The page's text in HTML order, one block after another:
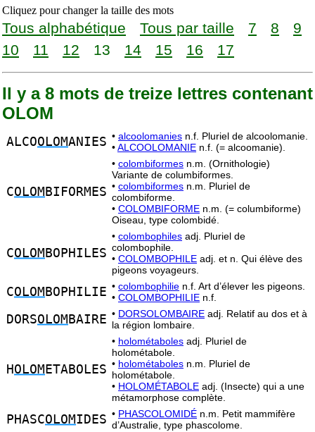
Cliquez pour changer la taille des mots
Tous alphabétique Tous par taille 7 8
9
10
11 12 13 14 15 16 17
Il y a 8 mots de treize lettres contenant
OLOM
ALCOOLOMANIES • alcoolomanies n.f. Pluriel de alcoolomanie.
•ALCOOLOMANIE n.f. (= alcoomanie).
COLOM BIFORMES
• colombiformes n.m. (Ornithologie)
Variante de columbiformes.
• colombiformes n.m. Pluriel de
colombiforme.
• COLOMBIFORME n.m. (= columbiforme)
Oiseau, type colombidé.
COLOM BOPHILES
• colombophiles adj. Pluriel de
colombophile.
• COLOMBOPHILE adj. et n. Qui élève des
pigeons voyageurs.
COLOM BOPHILIE • colombophilie n.f. Art d’élever les pigeons.
• COLOMBOPHILIE n.f.
DORSOLOM BAIRE • DORSOLOMBAIRE adj. Relatif au dos et à
la région lombaire.
H OLOM ETABOLES
• holométaboles adj. Pluriel de
holométabole.
• holométaboles n.m. Pluriel de
holométabole.
• HOLOMÉTABOLE adj. (Insecte) qui a une
métamorphose complète.
PHASCOLOMIDES • PHASCOLOMIDÉ n.m. Petit mammifère
d’Australie, type phascolome.